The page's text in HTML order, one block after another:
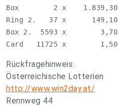
Box        2 x    1.839,30
Ring 2.   37 x      149,10
Box 2.  5593 x        3,70
Card   11725 x        1,50
Rückfragehinweis:
Österreichische Lotterien
http://www.win2day.at/
Rennweg 44